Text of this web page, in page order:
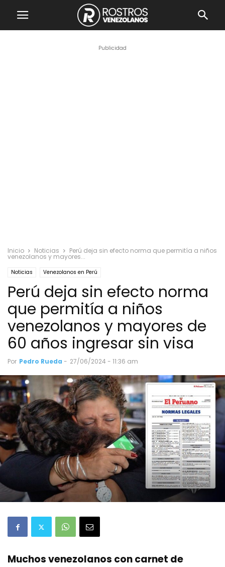
Publicidad
Inicio Noticias Perú deja sin efecto norma que permitía a niños
venezolanos y mayores...
Noticias Venezolanos en Perú
Perú deja sin efecto norma
que permitía a niños
venezolanos y mayores de
60 años ingresar sin visa
Por Pedro Rueda - 27/06/2024 - 11:36 am
Muchos venezolanos con carnet de